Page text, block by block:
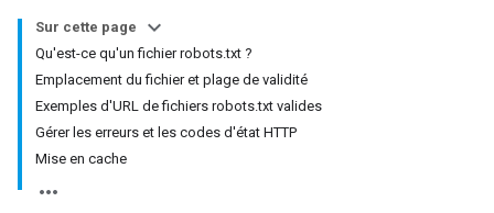
Sur cette page
Qu'est-ce qu'un fichier robots.txt ?
Emplacement du fichier et plage de validité
Exemples d'URL de fichiers robots.txt valides
Gérer les erreurs et les codes d'état HTTP
Mise en cache